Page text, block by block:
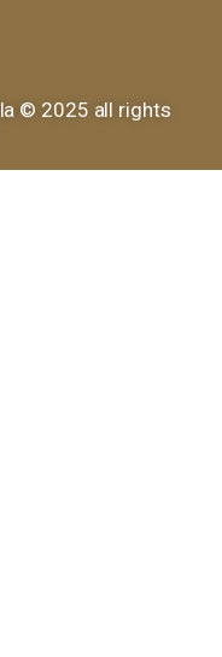
© 2025 all rights